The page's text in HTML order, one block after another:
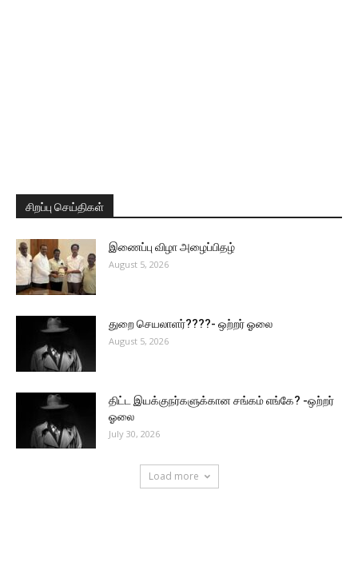
சிறப்பு செய்திகள்
இணைப்பு விழா அழைப்பிதழ்
August 5, 2026
துறை செயலாளர்????- ஒற்றர் ஓலை
August 5, 2026
திட்ட இயக்குநர்களுக்கான சங்கம் எங்கே? -ஒற்றர்
ஓலை
July 30, 2026
Load more